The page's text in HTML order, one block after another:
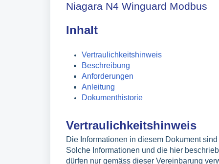
Niagara N4 Winguard Modbus
Inhalt
Vertraulichkeitshinweis
Beschreibung
Anforderungen
Anleitung
Dokumenthistorie
Vertraulichkeitshinweis
Die Informationen in diesem Dokument
Solche Informationen und die hier
dürfen nur gemäss dieser Vereinbarung